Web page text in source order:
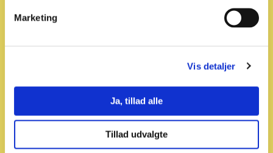
Marketing
Vis detaljer
Ja, tillad alle
Tillad udvalgte